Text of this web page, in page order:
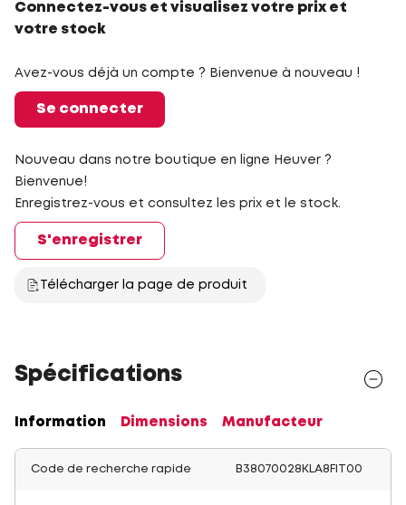
Connectez-vous et visualisez votre prix et
votre stock
Avez-vous déjà un compte ? Bienvenue à nouveau !
Se connecter
Nouveau dans notre boutique en ligne Heuver ?
Bienvenue!
Enregistrez-vous et consultez les prix et le stock.
S'enregistrer
Télécharger la page de produit
Spécifications
Information Dimensions Manufacteur
Code de recherche rapide B38070028KLA8FIT00